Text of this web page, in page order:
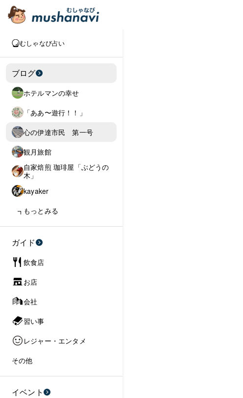
むしゃなび占い
ブログ
ホテルマンの幸せ
「ああ〜遊行！！」
心の伊達市民 第一号
観月旅館
自家焙煎 珈琲屋「ぶどうの
木」
kayaker
もっとみる
ガイド
飲食店
お店
会社
習い事
レジャー・エンタメ
その他
イベント